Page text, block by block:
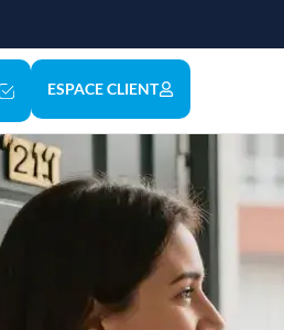
ESPACE CLIENT